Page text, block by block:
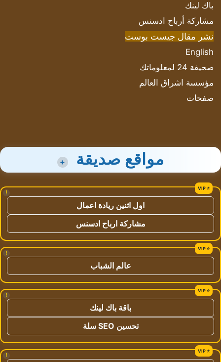
باك لينك
مشاركة أرباح ادسنس
نشر مقال جيست بوست
English
صحيفة 24 لمعلوماتك
مؤسسة اشراق العالم
صفحات
مواقع صديقة +
!
اول اثنين ريادة اعمال
مشاركة ارباح ادسنس
!
عالم الشباب
!
باقة باك لينك
تحسين SEO سلة
!